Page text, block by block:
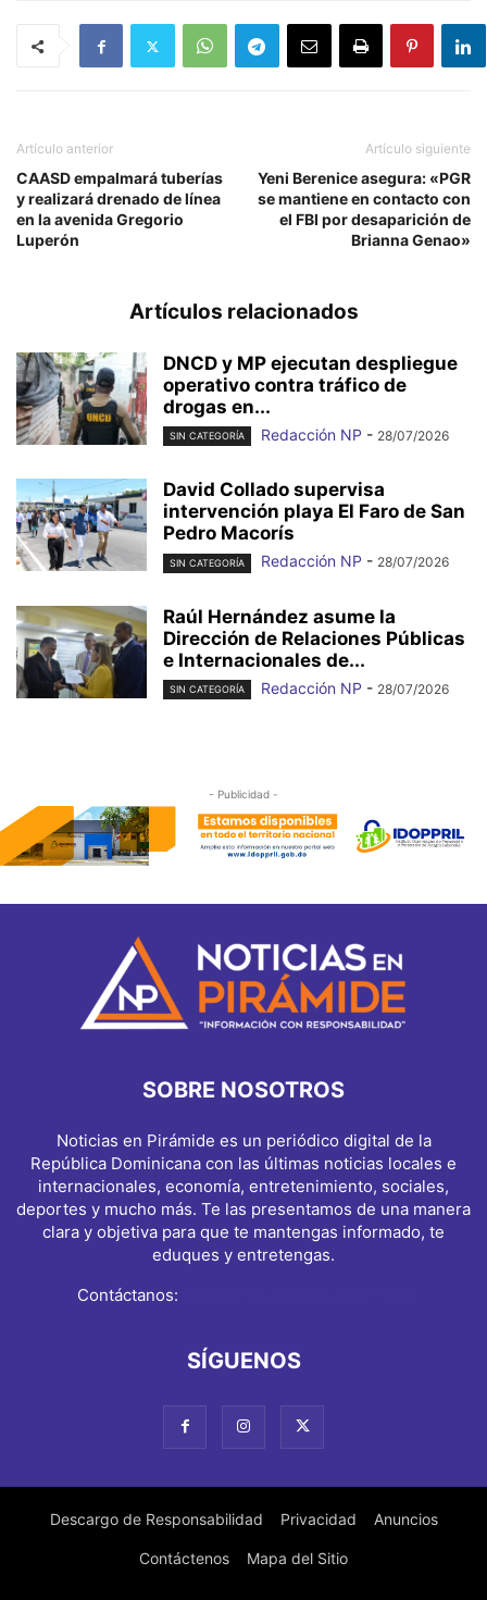
Artículo anterior
CAASD empalmará tuberías
y realizará drenado de línea
en la avenida Gregorio
Luperón
Artículo siguiente
Yeni Berenice asegura: «PGR
se mantiene en contacto con
el FBI por desaparición de
Brianna Genao»
Artículos relacionados
DNCD y MP ejecutan despliegue
operativo contra tráfico de
drogas en...
SIN CATEGORÍA Redacción NP - 28/07/2026
David Collado supervisa
intervención playa El Faro de San
Pedro Macorís
SIN CATEGORÍA Redacción NP - 28/07/2026
Raúl Hernández asume la
Dirección de Relaciones Públicas
e Internacionales de...
SIN CATEGORÍA Redacción NP - 28/07/2026
- Publicidad -
SOBRE NOSOTROS
Noticias en Pirámide es un periódico digital de la
República Dominicana con las últimas noticias locales e
internacionales, economía, entretenimiento, sociales,
deportes y mucho más. Te las presentamos de una manera
clara y objetiva para que te mantengas informado, te
eduques y entretengas.
Contáctanos:
SÍGUENOS
Descargo de Responsabilidad Privacidad Anuncios
Contáctenos Mapa del Sitio